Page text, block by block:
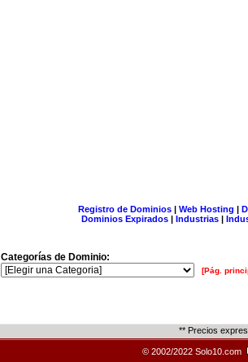
Registro de Dominios| Web Hosting |
Dominios Expirados | Industrias |
Categorías de Dominio:
[Pág.
** Precios
© 2002/2022 Solo10.com